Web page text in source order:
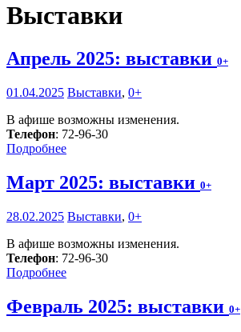
Выставки
Апрель 2025: выставки 0+
01.04.2025 Выставки, 0+
В афише возможны изменения.
Телефон: 72-96-30
Подробнее
Март 2025: выставки 0+
28.02.2025 Выставки, 0+
В афише возможны изменения.
Телефон: 72-96-30
Подробнее
Февраль 2025: выставки 0+